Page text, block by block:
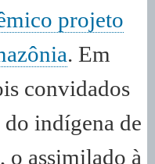
projeto
. Em
convidados
indígena de
o assimilado à